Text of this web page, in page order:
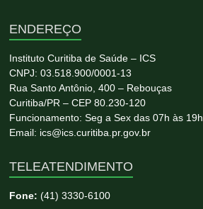
ENDEREÇO
Instituto Curitiba de Saúde – ICS
CNPJ: 03.518.900/0001-13
Rua Santo Antônio, 400 – Rebouças
Curitiba/PR – CEP 80.230-120
Funcionamento: Seg a Sex das 07h às 19h
Email: ics@ics.curitiba.pr.gov.br
TELEATENDIMENTO
Fone:(41) 3330-6100